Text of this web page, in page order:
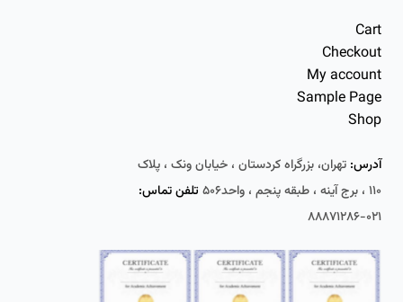
Cart
Checkout
My account
Sample Page
Shop
آدرس: تهران، بزرگراه کردستان ، خیابان ونک ، پلاک
۱۱۰ ، برج آینه ، طبقه پنجم ، واحد۵۰۶
تلفن تماس:
۰۲۱-۸۸۸۷۱۲۸۶